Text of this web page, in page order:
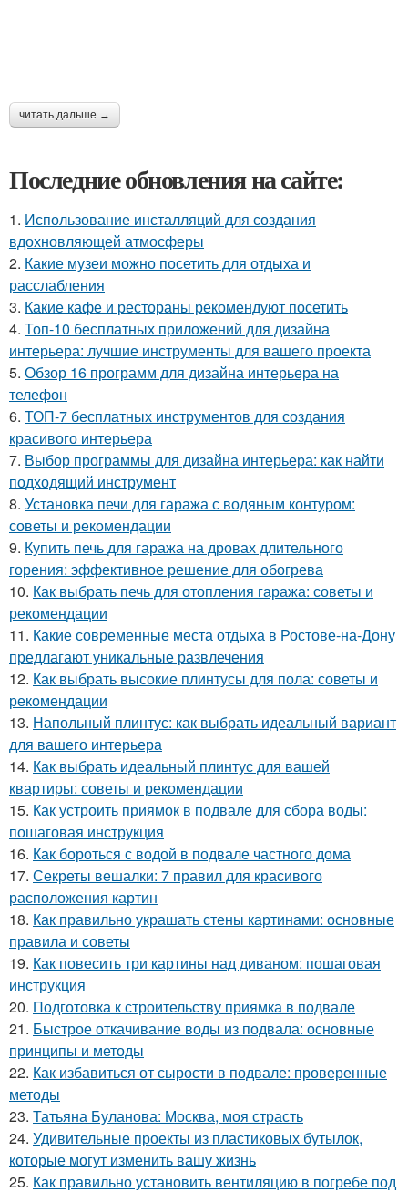
читать дальше →
Последние обновления на сайте:
1. Использование инсталляций для создания
вдохновляющей атмосферы
2. Какие музеи можно посетить для отдыха и
расслабления
3. Какие кафе и рестораны рекомендуют посетить
4. Топ-10 бесплатных приложений для дизайна
интерьера: лучшие инструменты для вашего проекта
5. Обзор 16 программ для дизайна интерьера на
телефон
6. ТОП-7 бесплатных инструментов для создания
красивого интерьера
7. Выбор программы для дизайна интерьера: как найти
подходящий инструмент
8. Установка печи для гаража с водяным контуром:
советы и рекомендации
9. Купить печь для гаража на дровах длительного
горения: эффективное решение для обогрева
10. Как выбрать печь для отопления гаража: советы и
рекомендации
11. Какие современные места отдыха в Ростове-на-Дону
предлагают уникальные развлечения
12. Как выбрать высокие плинтусы для пола: советы и
рекомендации
13. Напольный плинтус: как выбрать идеальный вариант
для вашего интерьера
14. Как выбрать идеальный плинтус для вашей
квартиры: советы и рекомендации
15. Как устроить приямок в подвале для сбора воды:
пошаговая инструкция
16. Как бороться с водой в подвале частного дома
17. Секреты вешалки: 7 правил для красивого
расположения картин
18. Как правильно украшать стены картинами: основные
правила и советы
19. Как повесить три картины над диваном: пошаговая
инструкция
20. Подготовка к строительству приямка в подвале
21. Быстрое откачивание воды из подвала: основные
принципы и методы
22. Как избавиться от сырости в подвале: проверенные
методы
23. Татьяна Буланова: Москва, моя страсть
24. Удивительные проекты из пластиковых бутылок,
которые могут изменить вашу жизнь
25. Как правильно установить вентиляцию в погребе под